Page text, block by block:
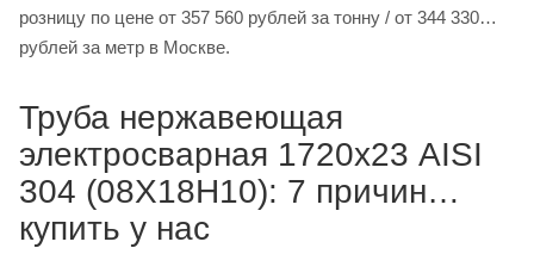
розницу по цене от 357 560 рублей за тонну / от 344 330
рублей за метр в Москве.
Труба нержавеющая
электросварная 1720х23 AISI
304 (08Х18Н10): 7 причин
купить у нас